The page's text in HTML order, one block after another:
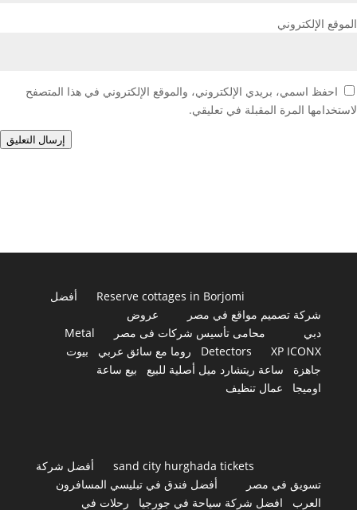
الموقع الإلكتروني
احفظ اسمي، بريدي الإلكتروني، والموقع الإلكتروني في هذا المتصفح
لاستخدامها المرة المقبلة في تعليقي.
إرسال التعليق
Reserve cottages in Borjomi
أفضل
شركة تصميم مواقع في مصر
عروض
دبي
محامى تأسيس شركات فى مصر
Metal
Detectors
XP ICONX روما مع سائق عربي
بيوت
جاهزة
ساعة ريتشارد ميل أصلية للبيع
بيع ساعة
اوميجا
عمال تنظيف
sand city hurghada tickets
أفضل شركة
تسويق في مصر
أفضل فندق في تبليسي المسافرون
العرب
افضل شركة سياحة في جورجيا رحلات في